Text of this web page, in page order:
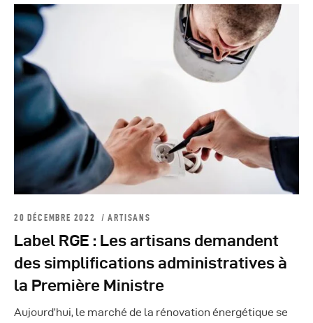
20 DÉCEMBRE 2022 ARTISANS
Label RGE : Les artisans demandent
des simplifications administratives à
la Première Ministre
Aujourd’hui, le marché de la rénovation énergétique se